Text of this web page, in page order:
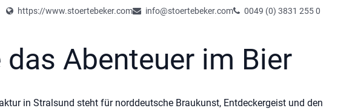
https://www.stoertebeker.com
info@stoertebeker.com 0049 (0) 3831 255 0
das Abenteuer im Bier
in Stralsund steht für norddeutsche Braukunst, Entdeckergeist und den